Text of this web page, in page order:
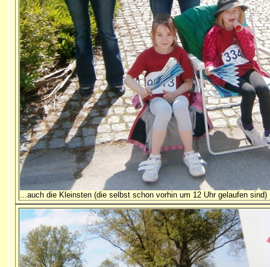
...auch die Kleinsten (die selbst schon vorhin um 12 Uhr gelaufen sind)